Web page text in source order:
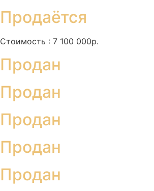
Продаётся
Стоимость : 7 100 000р.
Продан
Продан
Продан
Продан
Продан